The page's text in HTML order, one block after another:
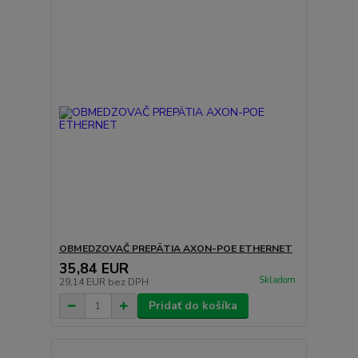
OBMEDZOVAČ PREPÄTIA AXON-POE ETHERNET
35,84 EUR
29,14 EUR bez DPH Skladom
Pridať do košíka